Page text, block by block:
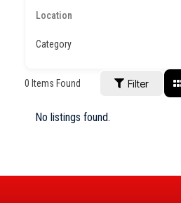
Category
0 Items Found Filter
No listings found.